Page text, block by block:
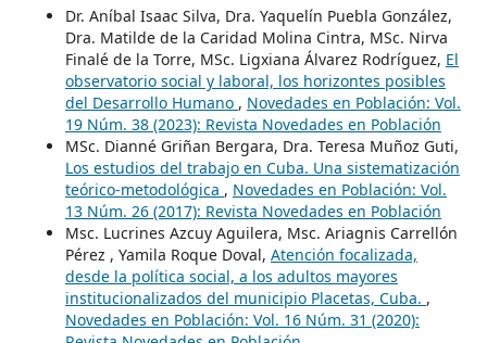
Dr. Aníbal Isaac Silva, Dra. Yaquelín Puebla González,
Dra. Matilde de la Caridad Molina Cintra, MSc. Nirva
Finalé de la Torre, MSc. Ligxiana Álvarez Rodríguez, El
observatorio social y laboral, los horizontes posibles
del Desarrollo Humano , Novedades en Población: Vol.
19 Núm. 38 (2023): Revista Novedades en Población
MSc. Dianné Griñan Bergara, Dra. Teresa Muñoz Guti,
Los estudios del trabajo en Cuba. Una sistematización
teórico-metodológica , Novedades en Población: Vol.
13 Núm. 26 (2017): Revista Novedades en Población
Msc. Lucrines Azcuy Aguilera, Msc. Ariagnis Carrellón
Pérez , Yamila Roque Doval, Atención focalizada,
desde la política social, a los adultos mayores
institucionalizados del municipio Placetas, Cuba. ,
Novedades en Población: Vol. 16 Núm. 31 (2020):